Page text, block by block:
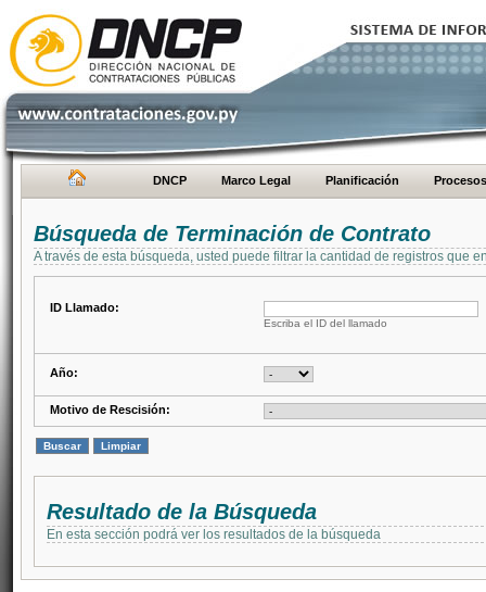
DNCP Marco Legal Planificación Procesos
Búsqueda de Terminación de Contrato
A través de esta búsqueda, usted puede filtrar la cantidad de registros que
ID Llamado:
Escriba el ID del llamado
Año:
Motivo de Rescisión:
Resultado de la Búsqueda
En esta sección podrá ver los resultados de la búsqueda